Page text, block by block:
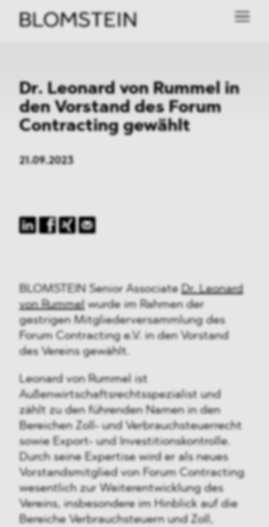
Dr. Leonard von Rummel in
den Vorstand des Forum
Contracting gewählt
21.09.2023
BLOMSTEIN Senior Associate Dr. Leonard
von Rummel wurde im Rahmen der
gestrigen Mitgliederversammlung des
Forum Contracting e.V. in den Vorstand
des Vereins gewählt.
Leonard von Rummel ist
Außenwirtschaftsrechtsspezialist und
zählt zu den führenden Namen in den
Bereichen Zoll- und Verbrauchsteuerrecht
sowie Export- und Investitionskontrolle.
Durch seine Expertise wird er als neues
Vorstandsmitglied von Forum Contracting
wesentlich zur Weiterentwicklung des
Vereins, insbesondere im Hinblick auf die
Bereiche Verbrauchsteuern und Zoll,